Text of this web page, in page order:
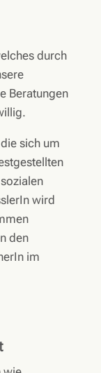
durch
Beratungen
sich um
wird
den
im